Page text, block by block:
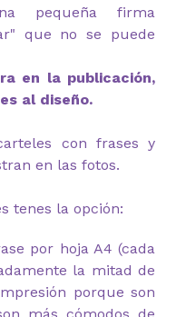
pequeña firma
que no se puede
en la publicación,
al diseño.
con frases y
en las fotos.
tenes la opción:
por hoja A4 (cada
la mitad de
porque son